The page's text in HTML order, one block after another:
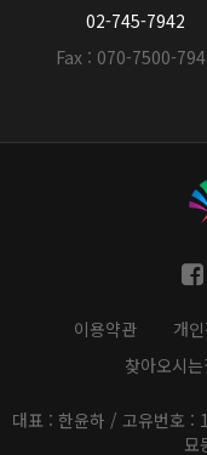
02-745-7942
Fax : 070-7500-
이용약관 개
찾아오시는
대표 : 한윤하 / 고유번호 :
묘